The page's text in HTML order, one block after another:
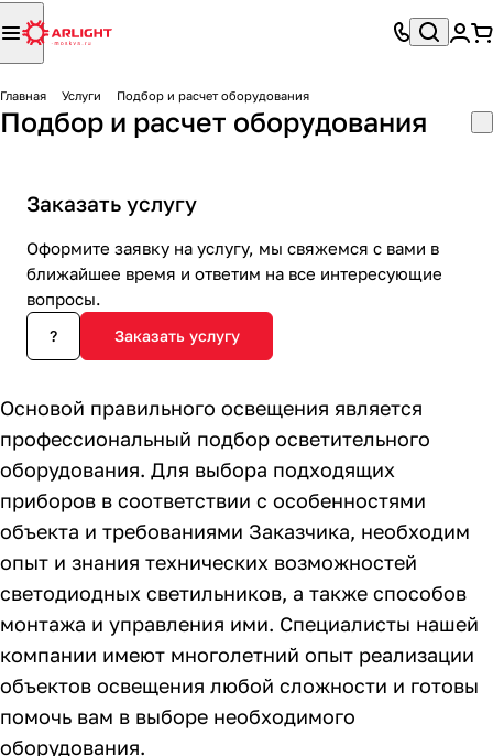
Главная Услуги Подбор и расчет оборудования
Подбор и расчет оборудования
Заказать услугу
Оформите заявку на услугу, мы свяжемся с вами в
ближайшее время и ответим на все интересующие
вопросы.
? Заказать услугу
Основой правильного освещения является
профессиональный подбор осветительного
оборудования. Для выбора подходящих
приборов в соответствии с особенностями
объекта и требованиями Заказчика, необходим
опыт и знания технических возможностей
светодиодных светильников, а также способов
монтажа и управления ими. Специалисты нашей
компании имеют многолетний опыт реализации
объектов освещения любой сложности и готовы
помочь вам в выборе необходимого
оборудования.